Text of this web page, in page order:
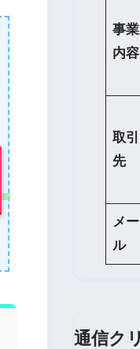
事業
内容
取引
先
メー
ル
通信ク